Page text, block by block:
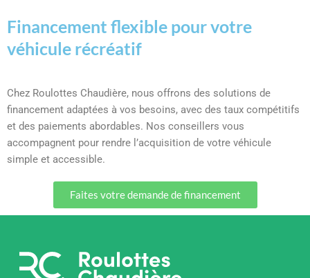
Financement flexible pour votre
véhicule récréatif
Chez Roulottes Chaudière, nous offrons des solutions de
financement adaptées à vos besoins, avec des taux compétitifs
et des paiements abordables. Nos conseillers vous
accompagnent pour rendre l’acquisition de votre véhicule
simple et accessible.
Faites votre demande de financement